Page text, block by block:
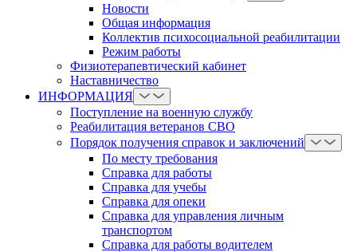
Новости
Общая информация
Коллектив психосоциальной реабилитации
Режим работы
Физиотерапевтический кабинет
Наставничество
ИНФОРМАЦИЯ
Поступление на военную службу
Реабилитация ветеранов СВО
Порядок получения справок и заключений
По месту требования
Справка для работы
Справка для учебы
Справка для опеки
Справка для управления личным
транспортом
Справка для работы водителем